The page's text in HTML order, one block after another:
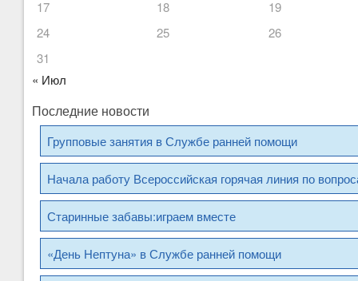
17
18
19
24
25
26
31
« Июл
Последние новости
Групповые занятия в Службе ранней помощи
Начала работу Всероссийская горячая линия по
Старинные забавы:играем вместе
«День Нептуна» в Службе ранней помощи